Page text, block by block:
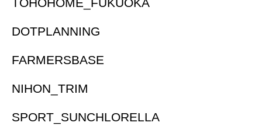
DOTPLANNING
FARMERSBASE
NIHON_TRIM
SPORT_SUNCHLORELLA